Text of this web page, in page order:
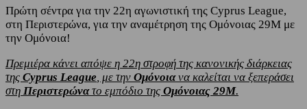
Πρώτη σέντρα για την 22η αγωνιστική της Cyprus League,
στη Περιστερώνα, για την αναμέτρηση της Ομόνοιας 29Μ με
την Ομόνοια!
Πρεμιέρα κάνει απόψε η 22η στροφή της κανονικής διάρκειας
της Cyprus League, με την Ομόνοιανα καλείται να ξεπεράσει
στη Περιστερώνατο εμπόδιο της Ομόνοιας 29Μ.